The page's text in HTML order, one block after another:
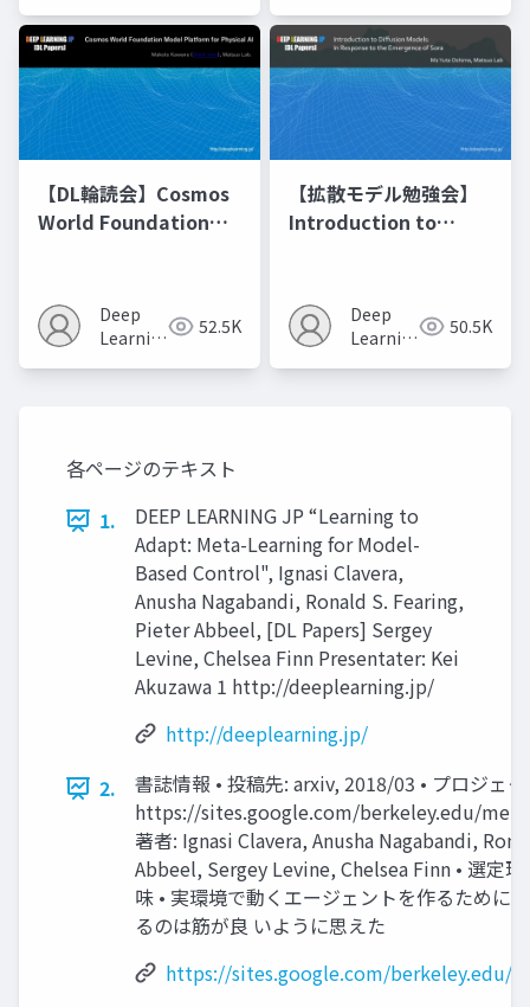
【DL輪読会】Cosmos
World Foundation
Deep
Learning
52.5K
【拡散モデル勉強会】
Introduction to
Deep
Learning
50.5K
各ページのテキスト
1.
DEEP LEARNING JP “Learning to
Adapt: Meta-Learning for Model-
Based Control", Ignasi Clavera,
Anusha Nagabandi, Ronald S. Fearing,
Pieter Abbeel, [DL Papers] Sergey
Levine, Chelsea Finn Presentater: Kei
Akuzawa 1 http://deeplearning.jp/
http://deeplearning.jp/
2.
書誌情報 • 投稿先: arxiv, 2018/03 • プロジェ
https://sites.google.com/berkeley.edu/
著者: Ignasi Clavera, Anusha Nagabandi,
Abbeel, Sergey Levine, Chelsea Finn • 選定理
味 • 実環境で動くエージェントを作るために
るのは筋が良 いように思えた
https://sites.google.com/berkeley.edu/